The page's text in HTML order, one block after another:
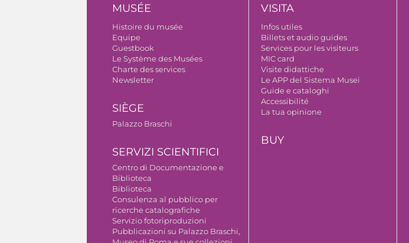
MUSÉE
Histoire du musée
Equipe
Guestbook
Le Système des Musées
Charte des services
Newsletter
SIÈGE
Palazzo Braschi
SERVIZI SCIENTIFICI
Centro di Documentazione e
Biblioteca
Biblioteca
Consulenza al pubblico per
ricerche catalografiche
Servizio fotoriproduzioni
Pubblicazioni su Palazzo Braschi,
VISITA
Infos utiles
Billets et audio guides
Services pour les visiteurs
MIC card
Visite didattiche
Le APP del Sistema Musei
Guide e cataloghi
Accessibilité
La tua opinione
BUY